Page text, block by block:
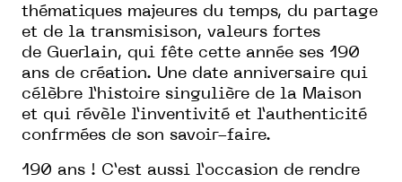
thématiques majeures du temps, du partage
et de la transmisison, valeurs fortes
de Guerlain, qui fête cette année ses 190
ans de création. Une date anniversaire qui
célèbre l’histoire singulière de la Maison
et qui révèle l’inventivité et l’authenticité
confrmées de son savoir-faire.
190 ans ! C’est aussi l’occasion de rendre